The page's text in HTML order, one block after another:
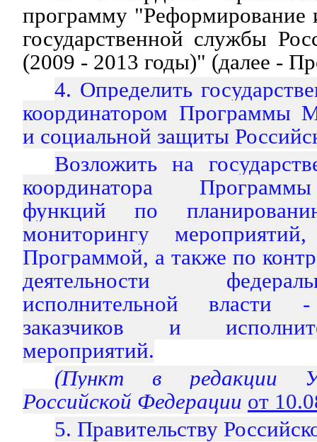
программу "Реформирование
государственной службы
(2009 - 2013 годы)" (далее -
4. Определить
координатором Программы
и социальной защиты
Возложить на
координатора
функций по
мониторингу
Программой, а также по
деятельности
исполнительной власти -
заказчиков и
мероприятий.
(Пункт в редакции
Российской Федерации от
5. Правительству